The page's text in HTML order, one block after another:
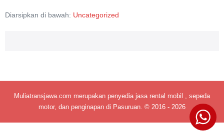
Rembang
Diarsipkan di bawah: Uncategorized
Muliatransjawa.com merupakan penyedia jasa rental mobil , sepeda
motor, dan penginapan di Pasuruan. © 2016 - 2026